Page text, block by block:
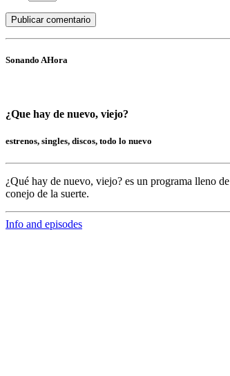
Sonando AHora
¿Que hay de nuevo, viejo?
estrenos, singles, discos, todo lo nuevo
¿Qué hay de nuevo, viejo? es un programa lleno de
conejo de la suerte.
Info and episodes